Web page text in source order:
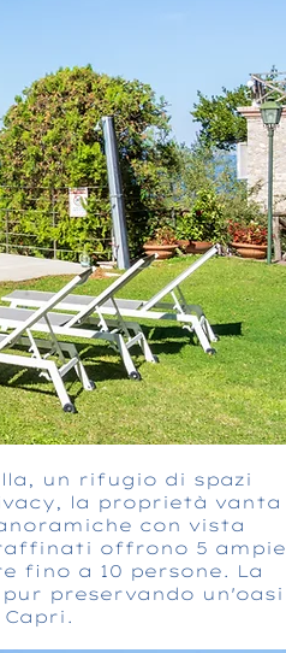
un rifugio di spazi
la proprietà vanta
con vista
offrono 5 ampie
fino a 10 persone. La
preservando un'oasi